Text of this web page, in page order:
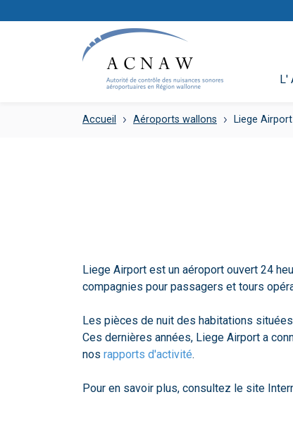
L'
Accueil Aéroports wallons Liege Airport
Liege Airport est un aéroport ouvert 24
compagnies pour passagers et tours
Les pièces de nuit des habitations
Ces dernières années, Liege Airport a
nos rapports d'activité.
Pour en savoir plus, consultez le site